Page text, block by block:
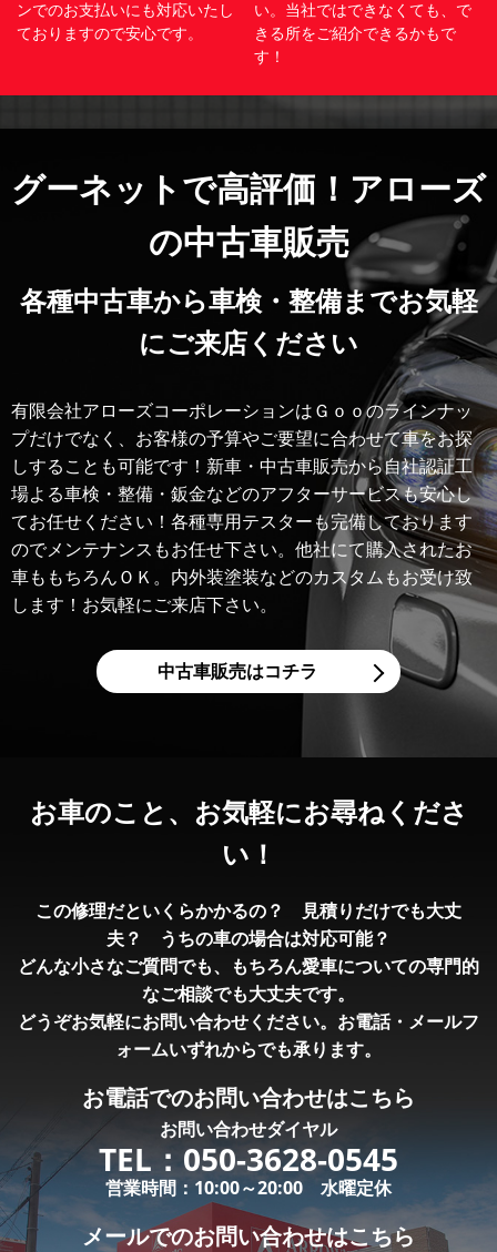
ンでのお支払いにも対応いたし
ておりますので安心です。
い。当社ではできなくても、で
きる所をご紹介できるかもで
す！
グーネットで高評価！アローズ
の中古車販売
各種中古車から車検・整備までお気軽
にご来店ください
有限会社アローズコーポレーションはＧｏｏのラインナッ
プだけでなく、お客様の予算やご要望に合わせて車をお探
しすることも可能です！新車・中古車販売から自社認証工
場よる車検・整備・鈑金などのアフターサービスも安心し
てお任せください！各種専用テスターも完備しております
のでメンテナンスもお任せ下さい。他社にて購入されたお
車ももちろんＯＫ。内外装塗装などのカスタムもお受け致
します！お気軽にご来店下さい。
中古車販売はコチラ
お車のこと、 お気軽にお尋ねくださ
い！
この修理だといくらかかるの？ 見積りだけでも大丈
夫？ うちの車の場合は対応可能？
どんな小さなご質問でも、もちろん愛車についての専門的
なご相談でも大丈夫です。
どうぞお気軽にお問い合わせください。お電話・メールフ
ォームいずれからでも承ります。
お電話でのお問い合わせはこちら
お問い合わせダイヤル
TEL： 050-3628-0545
営業時間：10:00～20:00 水曜定休
メールでのお問い合わせはこちら